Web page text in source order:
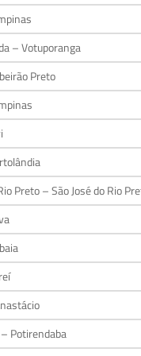
– Votuporanga
Preto
Preto – São José do Rio
Potirendaba